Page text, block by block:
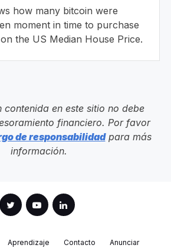
how many bitcoin were
moment in time to purchase
the US Median House Price.
en este sitio no debe
financiero. Por favor
de responsabilidadpara más
información.
Aprendizaje Contacto Anunciar